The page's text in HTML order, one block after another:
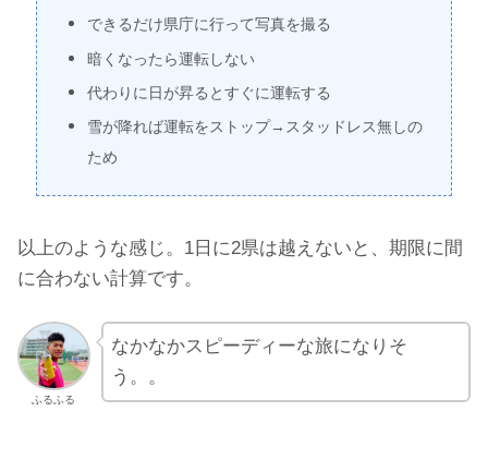
できるだけ県庁に行って写真を撮る
暗くなったら運転しない
代わりに日が昇るとすぐに運転する
雪が降れば運転をストップ→スタッドレス無しの
ため
以上のような感じ。1日に2県は越えないと、期限に間
に合わない計算です。
ふるふる
なかなかスピーディーな旅になりそ
う。。